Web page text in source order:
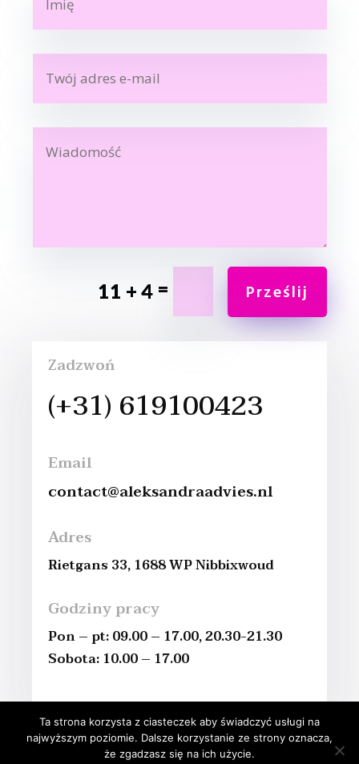
11 + 4= Prześlij
Zadzwoń
(+31) 619100423
Email
contact@aleksandraadvies.nl
Adres
Rietgans 33, 1688 WP Nibbixwoud
Godziny pracy
Pon – pt: 09.00 – 17.00, 20.30-21.30
Sobota: 10.00 – 17.00
Wykonanie i projekt: GYBO|Skuteczny Marketing w
Ta strona korzysta z ciasteczek aby świadczyć usługi na
najwyższym poziomie. Dalsze korzystanie ze strony oznacza,
że zgadzasz się na ich użycie.